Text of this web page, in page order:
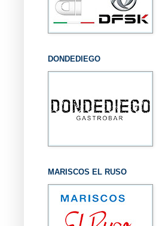
DONDEDIEGO
MARISCOS EL RUSO